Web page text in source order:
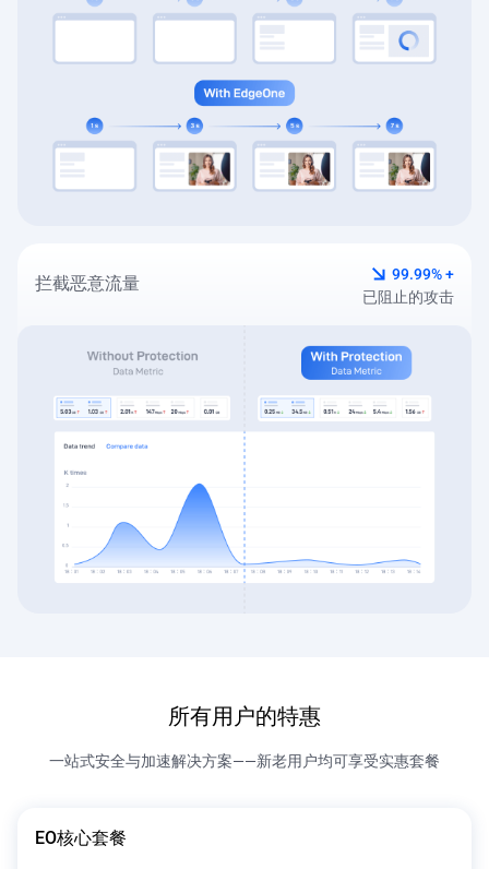
拦截恶意流量
99.99% +
已阻止的攻击
所有用户的特惠
一站式安全与加速解决方案——新老用户均可享受实惠套餐
EO核心套餐